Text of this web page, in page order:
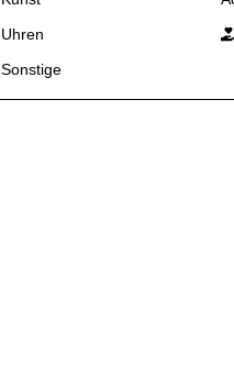
Uhren
Sonstige